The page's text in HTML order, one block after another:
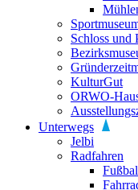
Schloss und
KulturGut
ORWO-
Unterwegs
Jelbi
Radfahren